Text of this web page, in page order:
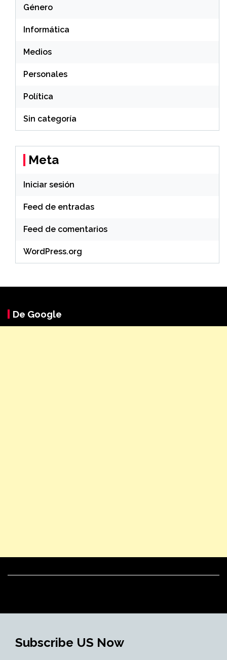
Género
Informática
Medios
Personales
Política
Sin categoría
Meta
Iniciar sesión
Feed de entradas
Feed de comentarios
WordPress.org
De Google
Subscribe US Now